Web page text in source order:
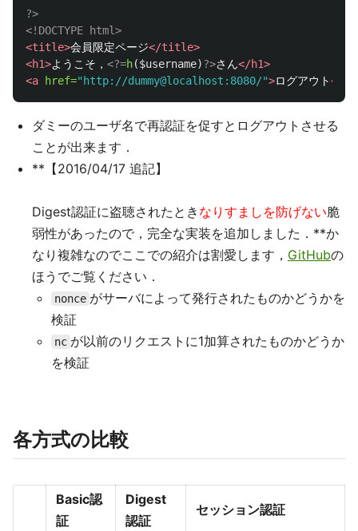
?>
<!DOCTYPE html>
<title>会員限定ページ</title>
<h1>ようこそ， <?=h($username)?>さん</h1>
<a
href="http://dummy@localhost:8080/">ログアウト</a>
ダミーのユーザ名で再認証を促すとログアウトさせる
ことが出来ます．
**【2016/04/17 追記】
Digest認証に盗聴されたとき なりすましを防げない脆
弱性があったので，完全な実装を追加しました．**か
なり複雑なのでここでの紹介は割愛します， GitHubの
ほうでご覧ください．
nonce がサーバによって発行されたものかどうかを
検証
nc が以前のリクエストに1加算されたものかどうか
を検証
各方式の比較
Basic認
証
Digest
認証
セッション認証